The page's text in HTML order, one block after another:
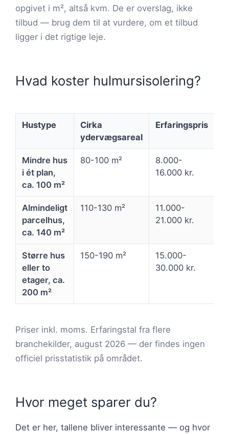
opgivet i m², altså kvm. De er overslag, ikke
tilbud — brug dem til at vurdere, om et tilbud
ligger i det rigtige leje.
Hvad koster hulmursisolering?
Hustype
Cirka
ydervægsareal
Erfaringspris
Mindre hus
i ét plan,
ca. 100 m²
80-100 m²
8.000-
16.000 kr.
Almindeligt
parcelhus,
ca. 140 m²
110-130 m²
11.000-
21.000 kr.
Større hus
eller to
etager, ca.
200 m²
150-190 m²
15.000-
30.000 kr.
Priser inkl. moms. Erfaringstal fra flere
branchekilder, august 2026 — der findes ingen
officiel prisstatistik på området.
Hvor meget sparer du?
Det er her, tallene bliver interessante — og hvor